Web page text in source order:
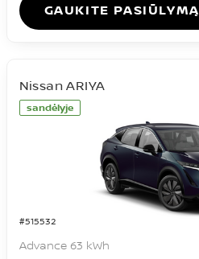
GAUKITE PASIŪLYMĄ
sandėlyje
#515532
Nissan ARIYA
Advance 63 kWh